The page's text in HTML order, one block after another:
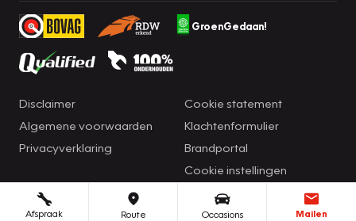
Afspraak Route Occasions Mailen
GroenGedaan!
Disclaimer
Algemene voorwaarden
Privacyverklaring
Cookie statement
Klachtenformulier
Brandportal
Cookie instellingen